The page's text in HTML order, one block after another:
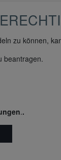
zu können,
beantragen.
..